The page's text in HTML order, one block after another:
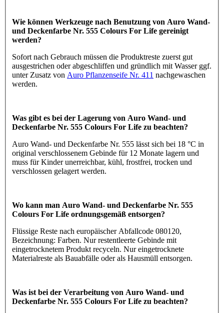
Wie können Werkzeuge nach Benutzung von Auro Wand-
und Deckenfarbe Nr. 555 Colours For Life gereinigt
werden?
Sofort nach Gebrauch müssen die Produktreste zuerst gut
ausgestrichen oder abgeschliffen und gründlich mit Wasser ggf.
unter Zusatz von Auro Pflanzenseife Nr. 411 nachgewaschen
werden.
Was gibt es bei der Lagerung von Auro Wand- und
Deckenfarbe Nr. 555 Colours For Life zu beachten?
Auro Wand- und Deckenfarbe Nr. 555 lässt sich bei 18 °C in
original verschlossenem Gebinde für 12 Monate lagern und
muss für Kinder unerreichbar, kühl, frostfrei, trocken und
verschlossen gelagert werden.
Wo kann man Auro Wand- und Deckenfarbe Nr. 555
Colours For Life ordnungsgemäß entsorgen?
Flüssige Reste nach europäischer Abfallcode 080120,
Bezeichnung: Farben. Nur restentleerte Gebinde mit
eingetrocknetem Produkt recyceln. Nur eingetrocknete
Materialreste als Bauabfälle oder als Hausmüll entsorgen.
Was ist bei der Verarbeitung von Auro Wand- und
Deckenfarbe Nr. 555 Colours For Life zu beachten?